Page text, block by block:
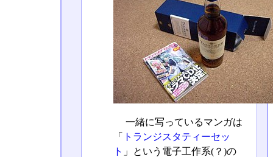
一緒に写っているマンガは
「
トランジスタティーセッ
ト 」という電子工作系(？)の